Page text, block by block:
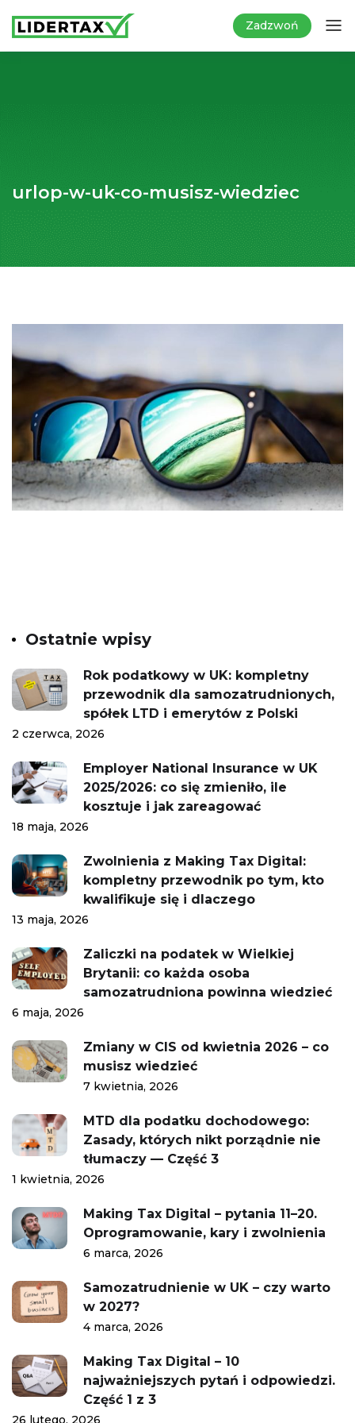
Zadzwoń
urlop-w-uk-co-musisz-wiedziec
Ostatnie wpisy
Rok podatkowy w UK: kompletny
przewodnik dla samozatrudnionych,
spółek LTD i emerytów z Polski
2 czerwca, 2026
Employer National Insurance w UK
2025/2026: co się zmieniło, ile
kosztuje i jak zareagować
18 maja, 2026
Zwolnienia z Making Tax Digital:
kompletny przewodnik po tym, kto
kwalifikuje się i dlaczego
13 maja, 2026
Zaliczki na podatek w Wielkiej
Brytanii: co każda osoba
samozatrudniona powinna wiedzieć
6 maja, 2026
Zmiany w CIS od kwietnia 2026 – co
musisz wiedzieć
7 kwietnia, 2026
MTD dla podatku dochodowego:
Zasady, których nikt porządnie nie
tłumaczy — Część 3
1 kwietnia, 2026
Making Tax Digital – pytania 11–20.
Oprogramowanie, kary i zwolnienia
6 marca, 2026
Samozatrudnienie w UK – czy warto
w 2027?
4 marca, 2026
Making Tax Digital – 10
najważniejszych pytań i odpowiedzi.
Część 1 z 3
26 lutego, 2026